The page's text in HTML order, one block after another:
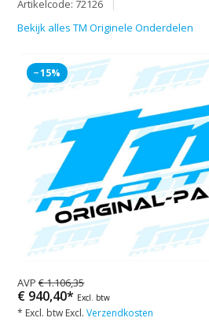
Artikelcode: 72126
Bekijk alles TM Originele Onderdelen
−15%
AVP€ 1.106,35
€ 940,40* Excl. btw
* Excl. btw Excl.Verzendkosten